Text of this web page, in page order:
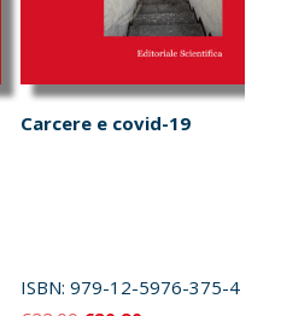
Carcere e covid-19
ISBN: 979-12-5976-375-4